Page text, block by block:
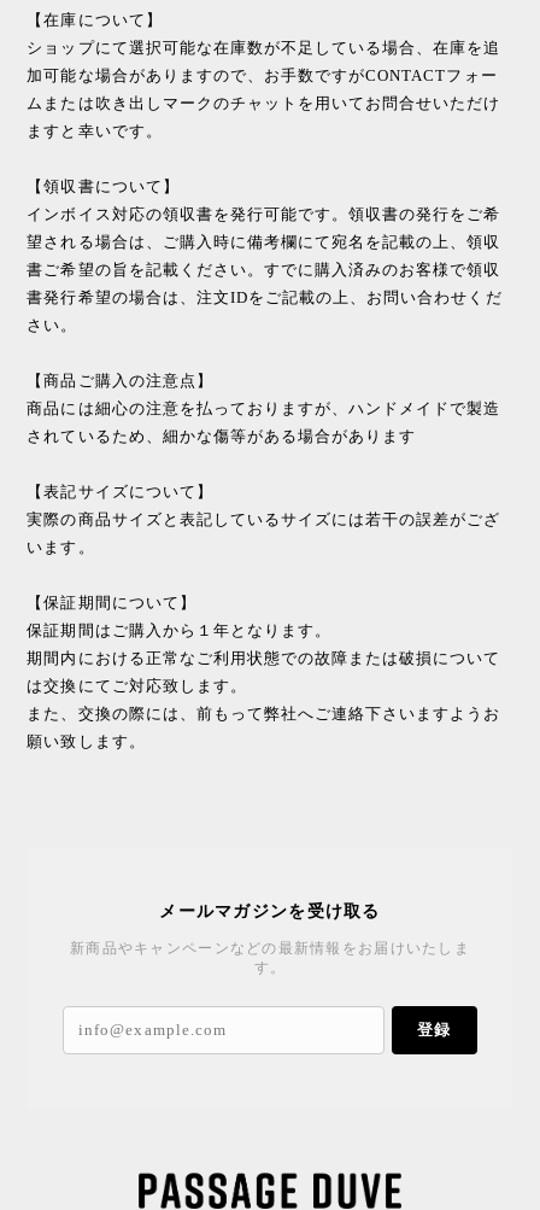
【在庫について】
ショップにて選択可能な在庫数が不足している場合、在庫を追
加可能な場合がありますので、お手数ですがCONTACTフォー
ムまたは吹き出しマークのチャットを用いてお問合せいただけ
ますと幸いです。
【領収書について】
インボイス対応の領収書を発行可能です。領収書の発行をご希
望される場合は、ご購入時に備考欄にて宛名を記載の上、領収
書ご希望の旨を記載ください。すでに購入済みのお客様で領収
書発行希望の場合は、注文IDをご記載の上、お問い合わせくだ
さい。
【商品ご購入の注意点】
商品には細心の注意を払っておりますが、ハンドメイドで製造
されているため、細かな傷等がある場合があります
【表記サイズについて】
実際の商品サイズと表記しているサイズには若干の誤差がござ
います。
【保証期間について】
保証期間はご購入から１年となります。
期間内における正常なご利用状態での故障または破損について
は交換にてご対応致します。
また、交換の際には、前もって弊社へご連絡下さいますようお
願い致します。
メールマガジンを受け取る
新商品やキャンペーンなどの最新情報をお届けいたしま
す。
登録